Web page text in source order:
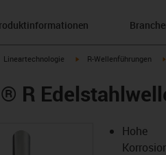
right
igus-icon-arrow-right
Lineartechnologie igus-icon-arrow-right
R-Wellenführungen
R
Hohe